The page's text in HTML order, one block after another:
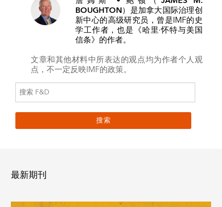
BOUGHTON） 是加拿大国际治理创
新中心的高级研究员，曾是IMF的史
学工作者，也是《哈里·怀特与美国
信条》的作者。
文章和其他材料中所表达的观点均为作者个人观
点，不一定反映IMF的政策。
最新期刊